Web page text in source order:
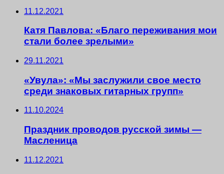
11.12.2021
Катя Павлова: «Благо переживания мои
стали более зрелыми»
29.11.2021
«Увула»: «Мы заслужили свое место
среди знаковых гитарных групп»
11.10.2024
Праздник проводов русской зимы —
Масленица
11.12.2021